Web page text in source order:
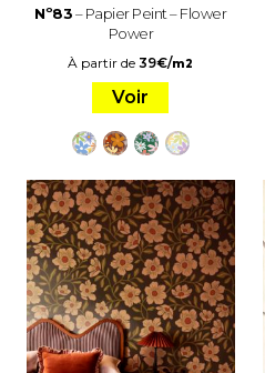
Nº83– Papier Peint – Flower
Power
À partir de39€/m2
Voir